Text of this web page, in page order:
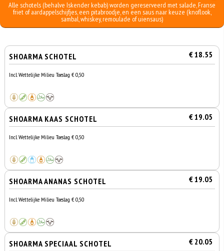
Alle schotels (behalve Iskender kebab) worden gereserveerd met salade, Franse
friet of aardappelschijfjes, een pitabroodje, en een saus naar keuze (knoflook,
sambal, whiskey, remoulade of uiensaus)
SHOARMA SCHOTEL € 18.55
Incl. Wettelijke Milieu Toeslag € 0,50
SHOARMA KAAS SCHOTEL € 19.05
Incl. Wettelijke Milieu Toeslag € 0,50
SHOARMA ANANAS SCHOTEL € 19.05
Incl. Wettelijke Milieu Toeslag € 0,50
SHOARMA SPECIAAL SCHOTEL € 20.05